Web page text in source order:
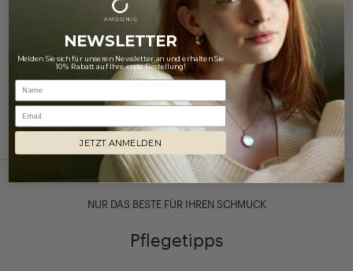
NUR DAS BESTE FÜR IHREN SCHMUCK
Pflegetipps
NEWSLETTER
Melden Sie sich für unseren Newsletter an und erhalten Sie
10% Rabatt auf Ihre erste Bestellung!
Email
JETZT ANMELDEN